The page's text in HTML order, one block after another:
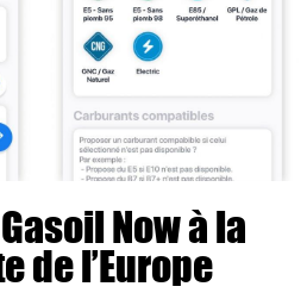
Now à la
de l’Europe